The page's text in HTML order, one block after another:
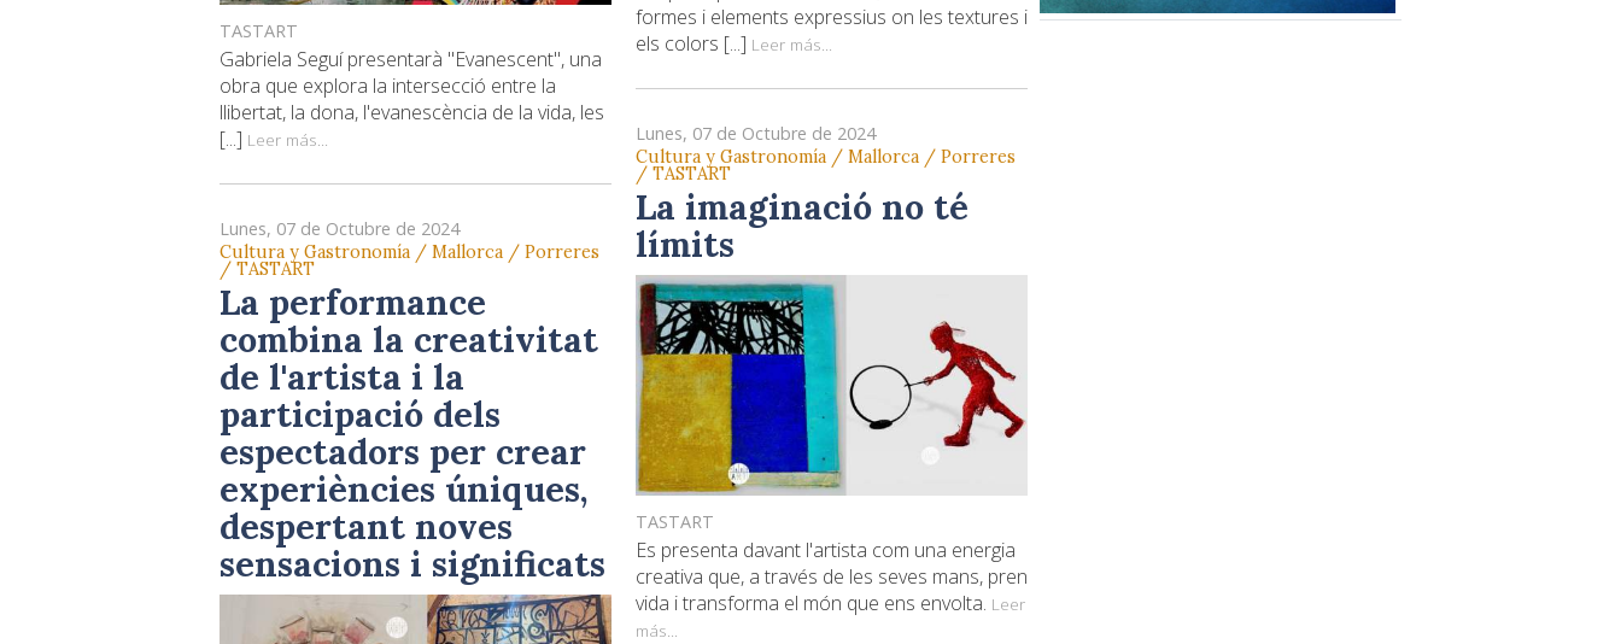
TASTART
Gabriela Seguí presentarà "Evanescent", una
obra que explora la intersecció entre la
llibertat, la dona, l'evanescència de la vida, les
[...] Leer más...
Lunes, 07 de Octubre de 2024
Cultura y Gastronomía / Mallorca / Porreres
/ TASTART
La performance
combina la creativitat
de l'artista i la
participació dels
espectadors per crear
experiències úniques,
despertant noves
sensacions i significats
formes i elements expressius on les textures i
els colors [...] Leer más...
Lunes, 07 de Octubre de 2024
Cultura y Gastronomía / Mallorca / Porreres
/ TASTART
La imaginació no té
límits
TASTART
Es presenta davant l'artista com una energia
creativa que, a través de les seves mans, pren
vida i transforma el món que ens envolta. Leer
más...